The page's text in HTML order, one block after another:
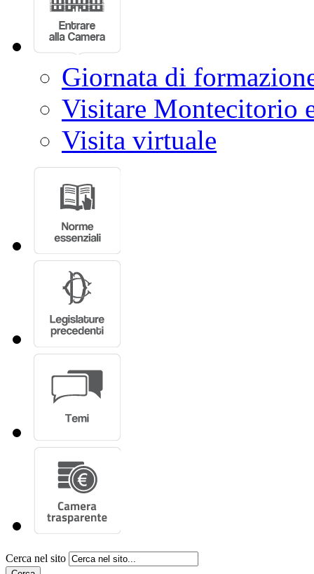
Giornata di
Visitare Montecitorio
Visita virtuale
Cerca nel sito